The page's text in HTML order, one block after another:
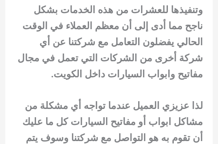
وتنفيذها للعشرات من هذه الخدمات بشكل
ناجح مما أدى إلى أن معظم العملاء في الوقت
الحالي يفضلون التعامل مع شركتنا عن أي
شركة أخرى من الشركات التي تعمل في مجال
مفاتيح وابواب السيارات داخل الكويت.
لذا عزيزي العميل عندما تواجه أي مشكلة من
مشاكل ابواب أو مفاتيح السيارات كل ما عليك
أن تقوم به هو التواصل مع شركتنا وسوف يتم